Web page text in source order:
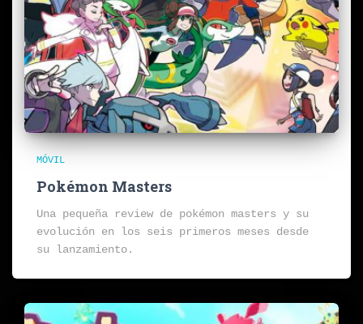
MÓVIL
Pokémon Masters
Una pequeña review de pokémon masters y su
evolución en los seis primeros meses desde
su lanzamiento.